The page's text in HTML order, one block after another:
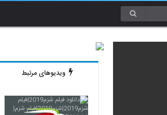
ویدیوهای مرتبط